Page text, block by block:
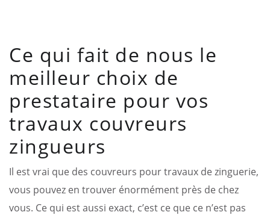
Ce qui fait de nous le
meilleur choix de
prestataire pour vos
travaux couvreurs
zingueurs
Il est vrai que des couvreurs pour travaux de zinguerie,
vous pouvez en trouver énormément près de chez
vous. Ce qui est aussi exact, c’est ce que ce n’est pas